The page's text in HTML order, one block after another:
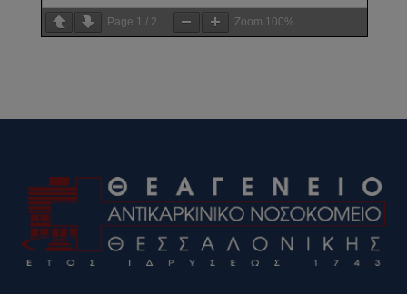
Page 1 / 2 Zoom 100%